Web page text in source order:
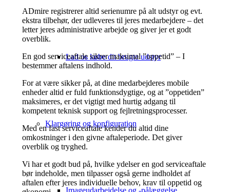
Lad os købe dit brugte udstyr
Klargøring og konfiguration
Imageudarbejdelse og -pålæggelse
ADmire registrerer altid serienumre på alt udstyr og evt.
ekstra tilbehør, der udleveres til jeres medarbejdere – det
letter jeres administrative arbejde og giver jer et godt
overblik.
En god serviceaftale sikrer maksimal ”oppetid” – I
bestemmer aftalens indhold.
For at være sikker på, at dine medarbejderes mobile
enheder altid er fuld funktionsdygtige, og at ”oppetiden”
maksimeres, er det vigtigt med hurtig adgang til
kompetent teknisk support og fejlretningsprocesser.
Med en fast serviceaftale kender du altid dine
omkostninger i den givne aftaleperiode. Det giver
overblik og tryghed.
Vi har et godt bud på, hvilke ydelser en god serviceaftale
bør indeholde, men tilpasser også gerne indholdet af
aftalen efter jeres individuelle behov, krav til oppetid og